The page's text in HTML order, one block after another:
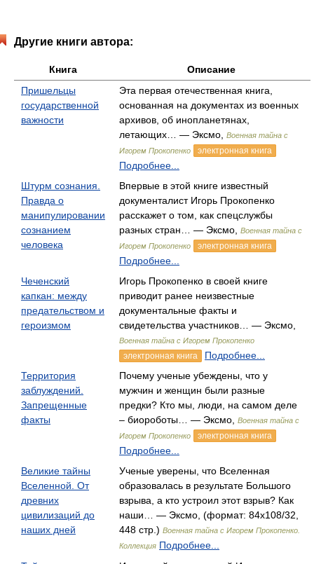
Другие книги автора:
Книга
Описание
Пришельцы
государственной
важности
Эта первая отечественная книга,
основанная на документах из военных
архивов, об инопланетянах,
летающих… — Эксмо,
Военная тайна с
Игорем Прокопенко
электронная книга
Подробнее...
Штурм сознания.
Правда о
манипулировании
сознанием
человека
Впервые в этой книге известный
документалист Игорь Прокопенко
расскажет о том, как спецслужбы
разных стран… — Эксмо,
Военная тайна с
Игорем Прокопенко
электронная книга
Подробнее...
Чеченский
капкан: между
предательством и
героизмом
Игорь Прокопенко в своей книге
приводит ранее неизвестные
документальные факты и
свидетельства участников… — Эксмо,
Военная тайна с Игорем Прокопенко
электронная книга
Подробнее...
Территория
заблуждений.
Запрещенные
факты
Почему ученые убеждены, что у
мужчин и женщин были разные
предки? Кто мы, люди, на самом деле
– биороботы… — Эксмо,
Военная тайна с
Игорем Прокопенко
электронная книга
Подробнее...
Великие тайны
Вселенной. От
древних
цивилизаций до
наших дней
Ученые уверены, что Вселенная
образовалась в результате Большого
взрыва, а кто устроил этот взрыв? Как
наши… — Эксмо, (формат: 84x108/32,
448 стр.) Военная тайна с Игорем Прокопенко.
Коллекция Подробнее...